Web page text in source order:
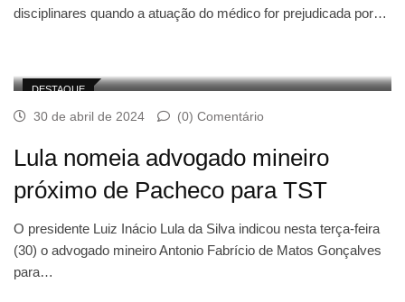
disciplinares quando a atuação do médico for prejudicada por…
DESTAQUE
30 de abril de 2024 (0) Comentário
Lula nomeia advogado mineiro
próximo de Pacheco para TST
O presidente Luiz Inácio Lula da Silva indicou nesta terça-feira
(30) o advogado mineiro Antonio Fabrício de Matos Gonçalves
para…